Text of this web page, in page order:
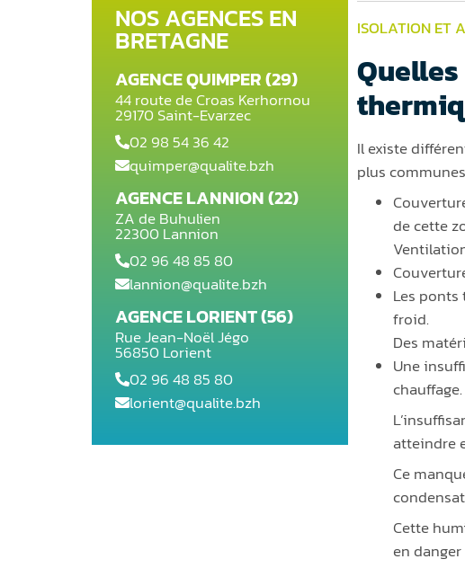
NOS AGENCES EN
BRETAGNE
AGENCE QUIMPER (29)
44 route de Croas Kerhornou
29170 Saint-Evarzec
02 98 54 36 42
quimper@qualite.bzh
AGENCE LANNION (22)
ZA de Buhulien
22300 Lannion
02 96 48 85 80
lannion@qualite.bzh
AGENCE LORIENT (56)
Rue Jean-Noël Jégo
56850 Lorient
02 96 48 85 80
lorient@qualite.bzh
ISOLATION ET
Il existe
plus
de cette
Les
froid.
Des
Une
chauffage.
atteindre
Ce
Cette
en